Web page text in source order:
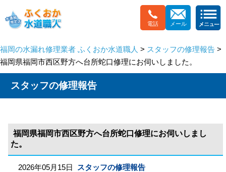
電話 メール
福岡の水漏れ修理業者 ふくおか水道職人 > スタッフの修理報告 >
福岡県福岡市西区野方へ台所蛇口修理にお伺いしました。
スタッフの修理報告
福岡県福岡市西区野方へ台所蛇口修理にお伺いしまし
た。
2026年05月15日 スタッフの修理報告